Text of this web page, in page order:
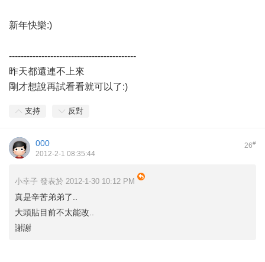
新年快樂:)
-------------------------------------------
昨天都還連不上來
剛才想說再試看看就可以了:)
支持 反對
26#
000
2012-2-1 08:35:44
小幸子 發表於 2012-1-30 10:12 PM
真是辛苦弟弟了..
大頭貼目前不太能改..
謝謝